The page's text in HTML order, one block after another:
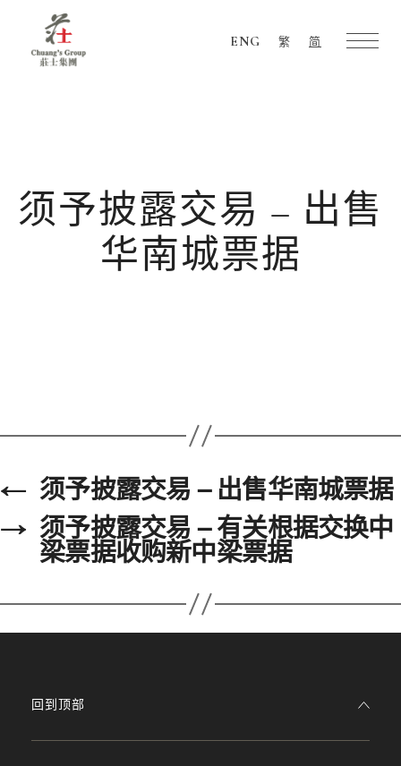
ENG 繁 简
须予披露交易 – 出售
华南城票据
← 须予披露交易 – 出售华南城票据
→ 须予披露交易 – 有关根据交换中
梁票据收购新中梁票据
回到顶部